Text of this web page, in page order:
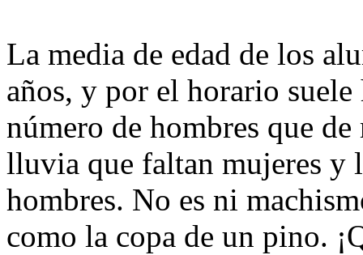
La media de edad de los
años, y por el horario
número de hombres que
lluvia que faltan mujeres y
hombres. No es ni
como la copa de un pino.